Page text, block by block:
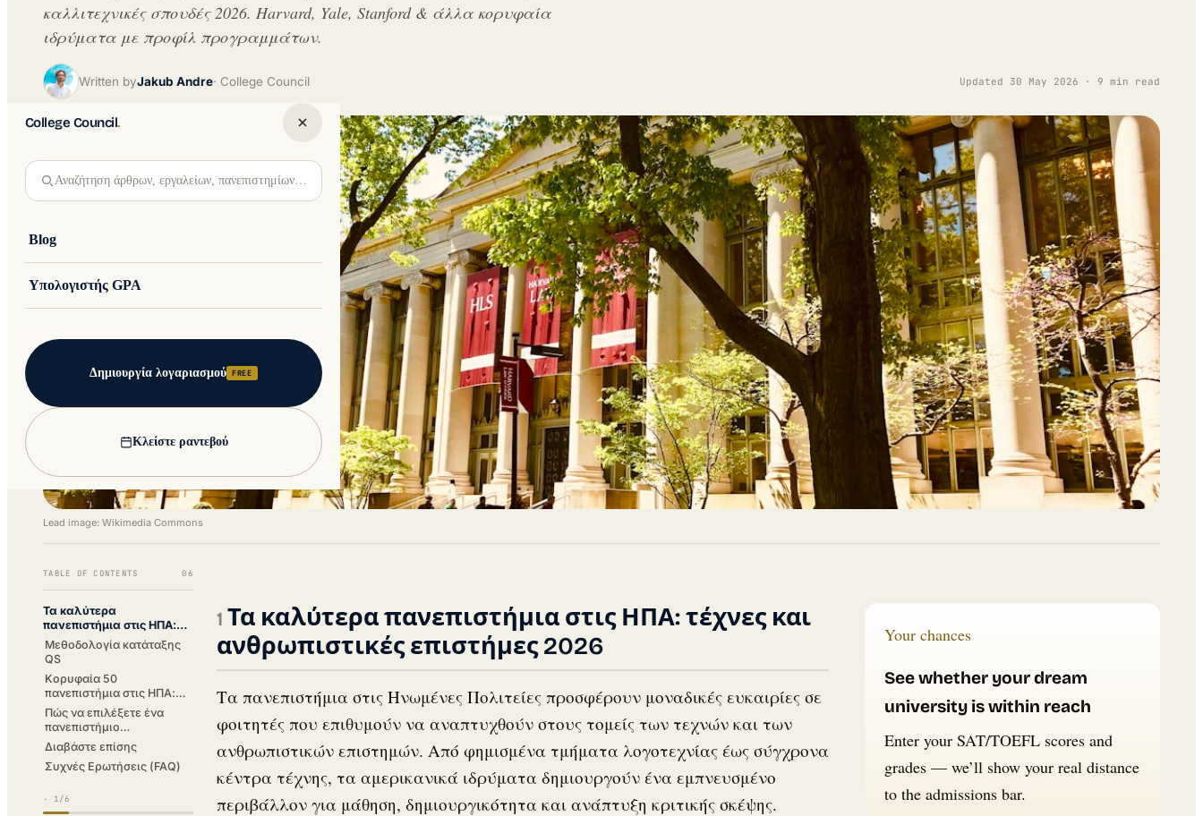
College Council.
Αναζήτηση άρθρων, εργαλείων, πανεπιστημίων…
Blog
Υπολογιστής GPA
Δημιουργία λογαριασμού FREE
Κλείστε ραντεβού
καλλιτεχνικές σπουδές 2026. Harvard, Yale, Stanford & άλλα κορυφαία
ιδρύματα με προφίλ προγραμμάτων.
Written byJakub Andre College Council Updated 30 May 2026 · 9 min read
Lead image: Wikimedia Commons
TABLE OF CONTENTS 06
Τα καλύτερα
πανεπιστήμια στις ΗΠΑ:
τέχνες και ανθρωπιστικές
επιστήμες 2026
Μεθοδολογία κατάταξης
QS
Κορυφαία 50
πανεπιστήμια στις ΗΠΑ:
τέχνες και ανθρωπιστικές
επιστήμες (κατάταξη
2026)
Πώς να επιλέξετε ένα
πανεπιστήμιο
ανθρωπιστικών επιστημών
στις ΗΠΑ;
Διαβάστε επίσης
Συχνές Ερωτήσεις (FAQ)
· 1/6
Your chances
See whether your dream
university is within reach
Enter your SAT/TOEFL scores and
grades — we’ll show your real distance
to the admissions bar.
Τα καλύτερα πανεπιστήμια στις ΗΠΑ: τέχνες και
ανθρωπιστικές επιστήμες 2026
Τα πανεπιστήμια στις Ηνωμένες Πολιτείες προσφέρουν μοναδικές ευκαιρίες σε
φοιτητές που επιθυμούν να αναπτυχθούν στους τομείς των τεχνών και των
ανθρωπιστικών επιστημών. Από φημισμένα τμήματα λογοτεχνίας έως σύγχρονα
κέντρα τέχνης, τα αμερικανικά ιδρύματα δημιουργούν ένα εμπνευσμένο
περιβάλλον για μάθηση, δημιουργικότητα και ανάπτυξη κριτικής σκέψης.